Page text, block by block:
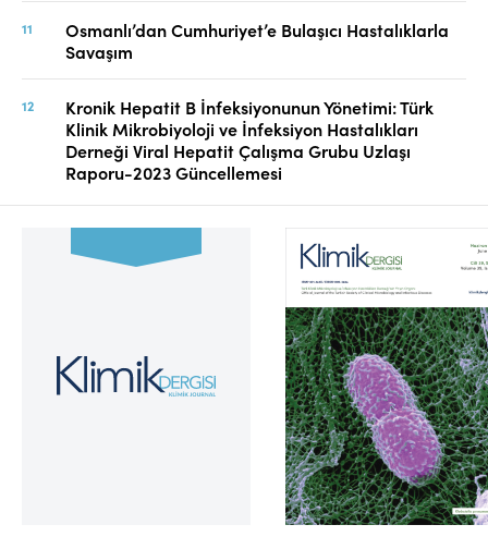
Osmanlı’dan Cumhuriyet’e Bulaşıcı Hastalıklarla
Savaşım
Kronik Hepatit B İnfeksiyonunun Yönetimi: Türk
Klinik Mikrobiyoloji ve İnfeksiyon Hastalıkları
Derneği Viral Hepatit Çalışma Grubu Uzlaşı
Raporu-2023 Güncellemesi
Cilt 39, Sayı 2